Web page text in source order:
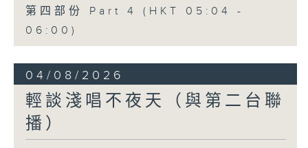
第四部份 Part 4 (HKT 05:04 -
06:00)
04/08/2026
輕談淺唱不夜天（與第二台聯
播）